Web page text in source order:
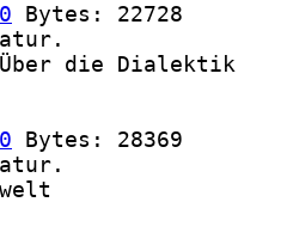
Bytes: 22728
die Dialektik
Bytes: 28369